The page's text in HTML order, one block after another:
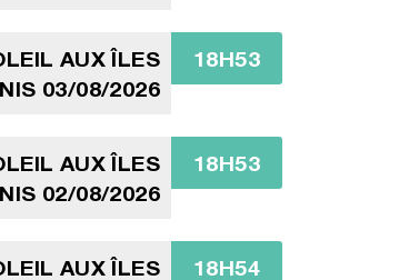
AUX ÎLES
03/08/2026
18H53
AUX ÎLES
02/08/2026
18H53
AUX ÎLES
18H54